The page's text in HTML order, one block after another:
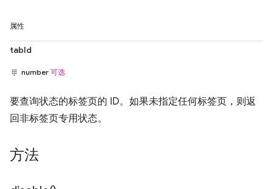
属性
tabId
number 可选
要查询状态的标签页的 ID。如果未指定任何标签页，则返
回非标签页专用状态。
方法